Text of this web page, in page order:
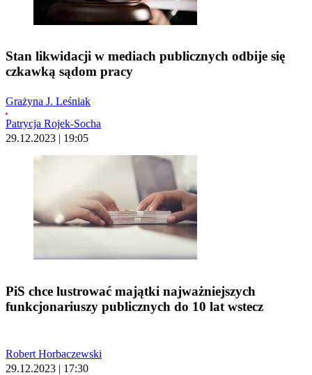
Stan likwidacji w mediach publicznych odbije się
czkawką sądom pracy
Grażyna J. Leśniak
Patrycja Rojek-Socha
29.12.2023 | 19:05
PiS chce lustrować majątki najważniejszych
funkcjonariuszy publicznych do 10 lat wstecz
Robert Horbaczewski
29.12.2023 | 17:30